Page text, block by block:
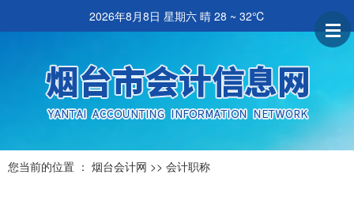
2026年8月8日 星期六 晴 28 ~ 32℃
您当前的位置 ： 烟台会计网 >> 会计职称